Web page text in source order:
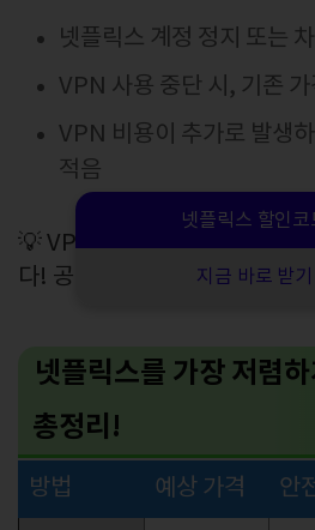
넷플릭스 계정 정지 또는
VPN 사용 중단 시, 기존
VPN 비용이 추가로 발생
적음
💡 VPN을 통한 결제 지역 변경
다! 공식적인 할인 방법을 활용
넷플릭스를 가장 저렴
총정리!
방법 예상 가격 안
넷플릭스 할인코
지금 바로 받기